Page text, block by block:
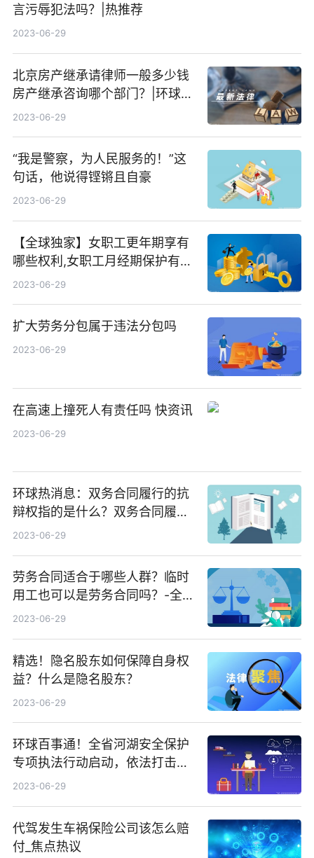
言污辱犯法吗？|热推荐
2023-06-29
北京房产继承请律师一般多少钱
房产继承咨询哪个部门？|环球报
资讯
2023-06-29
“我是警察，为人民服务的！”这
句话，他说得铿锵且自豪
2023-06-29
【全球独家】女职工更年期享有
哪些权利,女职工月经期保护有哪
些
2023-06-29
扩大劳务分包属于违法分包吗
2023-06-29
在高速上撞死人有责任吗 快资讯
2023-06-29
环球热消息：双务合同履行的抗
辩权指的是什么？双务合同履行
抗辩权的内容
2023-06-29
劳务合同适合于哪些人群？临时
用工也可以是劳务合同吗？-全球
热点
2023-06-29
精选！隐名股东如何保障自身权
益？什么是隐名股东？
2023-06-29
环球百事通！全省河湖安全保护
专项执法行动启动，依法打击侵
占河湖、妨碍行洪安全等违法犯
2023-06-29
代驾发生车祸保险公司该怎么赔
付_焦点热议